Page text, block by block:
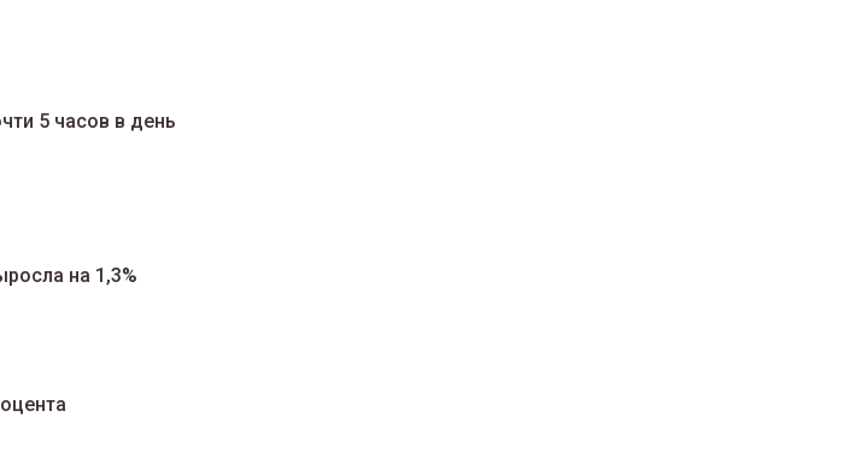
5 часов в день
на 1,3%